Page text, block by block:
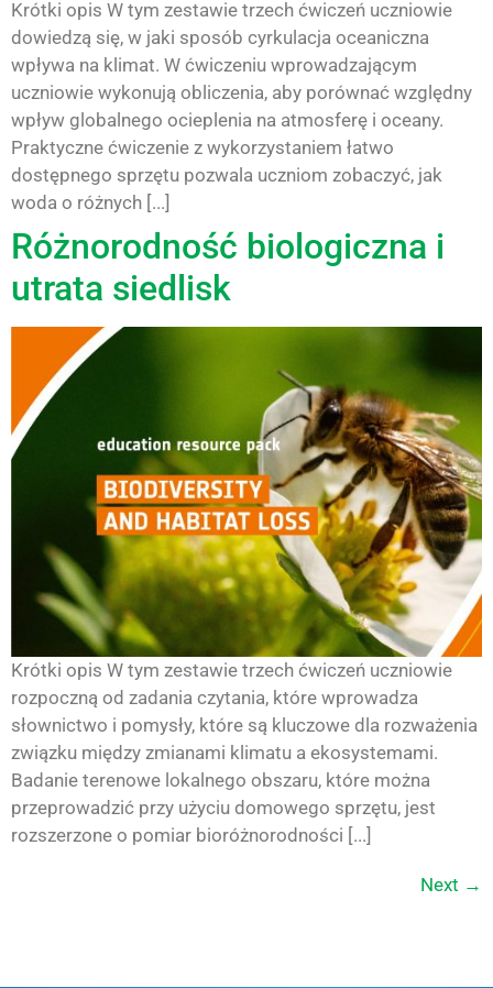
Krótki opis W tym zestawie trzech ćwiczeń uczniowie
dowiedzą się, w jaki sposób cyrkulacja oceaniczna
wpływa na klimat. W ćwiczeniu wprowadzającym
uczniowie wykonują obliczenia, aby porównać względny
wpływ globalnego ocieplenia na atmosferę i oceany.
Praktyczne ćwiczenie z wykorzystaniem łatwo
dostępnego sprzętu pozwala uczniom zobaczyć, jak
woda o różnych [...]
Różnorodność biologiczna i
utrata siedlisk
Krótki opis W tym zestawie trzech ćwiczeń uczniowie
rozpoczną od zadania czytania, które wprowadza
słownictwo i pomysły, które są kluczowe dla rozważenia
związku między zmianami klimatu a ekosystemami.
Badanie terenowe lokalnego obszaru, które można
przeprowadzić przy użyciu domowego sprzętu, jest
rozszerzone o pomiar bioróżnorodności [...]
Next →